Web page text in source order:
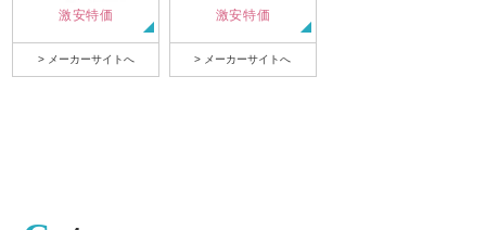
激安特価
> メーカーサイトへ
激安特価
> メーカーサイトへ